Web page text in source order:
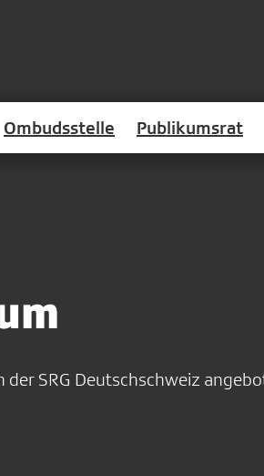
Ombudsstelle Publikumsrat
der SRG Deutschschweiz